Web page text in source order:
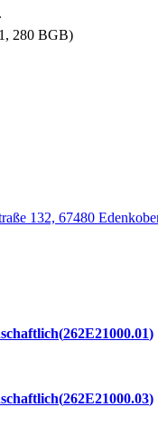
280 BGB)
132, 67480
262E21000.01
262E21000.03